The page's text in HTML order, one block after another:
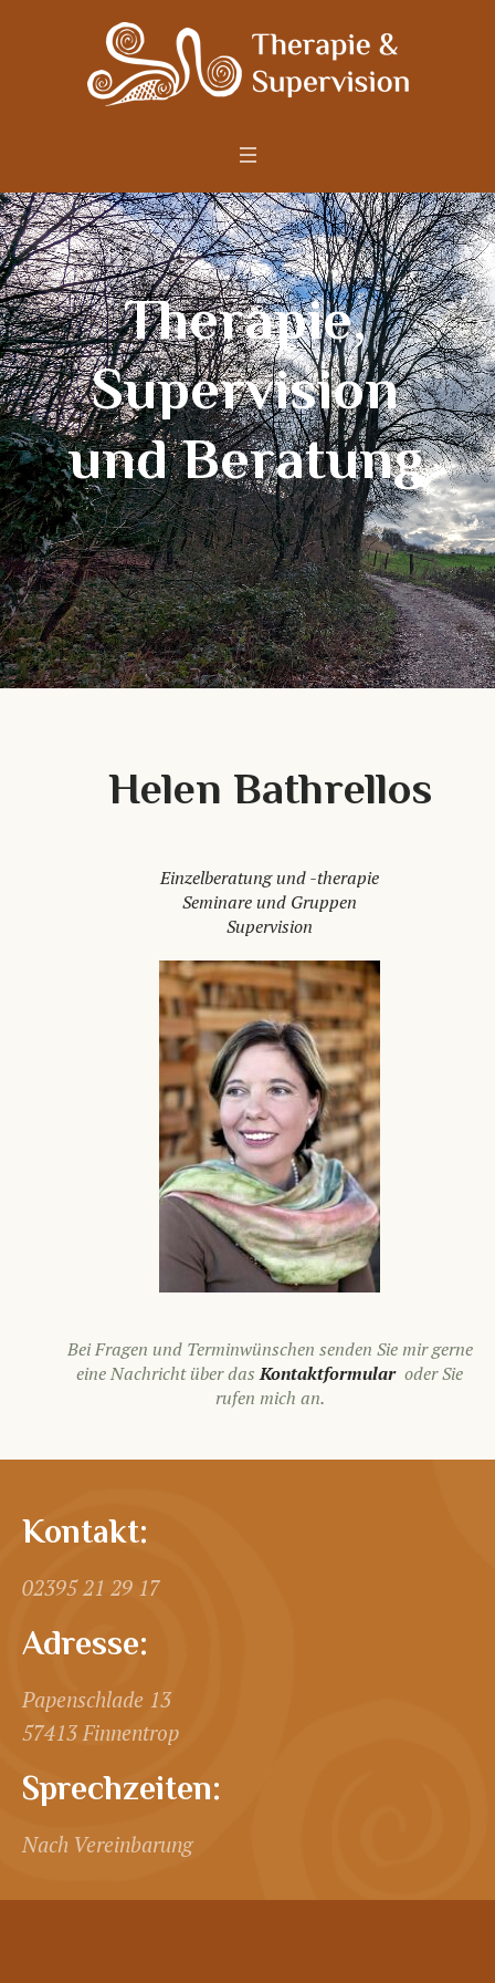
Therapie,
Supervision
undBeratung
Helen Bathrellos
Einzelberatung und -therapie
Seminare und Gruppen
Supervision
Bei Fragen und Terminwünschen senden Sie mir gerne
eine Nachricht über dasKontaktformular oder Sie
rufen mich an.
Kontakt:
02395 21 29 17
Adresse:
Papenschlade 13
57413 Finnentrop
Sprechzeiten:
Nach Vereinbarung